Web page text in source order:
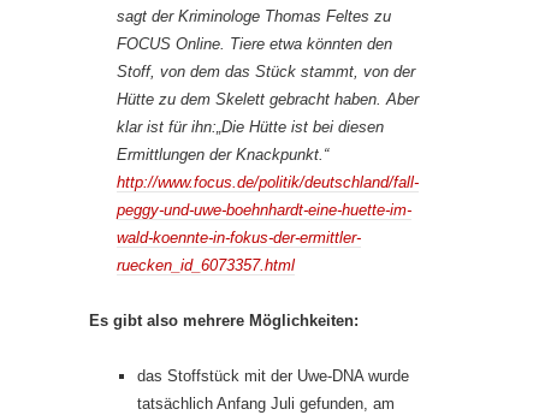
sagt der Kriminologe Thomas Feltes zu
FOCUS Online. Tiere etwa könnten den
Stoff, von dem das Stück stammt, von der
Hütte zu dem Skelett gebracht haben. Aber
klar ist für ihn:„Die Hütte ist bei diesen
Ermittlungen der Knackpunkt.“
http://www.focus.de/politik/deutschland/fall-
peggy-und-uwe-boehnhardt-eine-huette-im-
wald-koennte-in-fokus-der-ermittler-
ruecken_id_6073357.html
Es gibt also mehrere Möglichkeiten:
das Stoffstück mit der Uwe-DNA wurde
tatsächlich Anfang Juli gefunden, am